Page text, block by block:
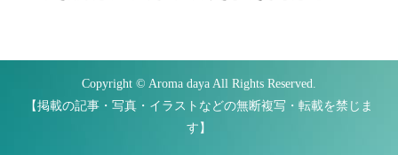
Copyright © Aroma daya All Rights Reserved.
【掲載の記事・写真・イラストなどの無断複写・転載を禁じま
す】